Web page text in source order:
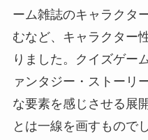
ーム雑誌のキャラクタ
むなど、キャラクター
りました。クイズゲー
ァンタジー・ストーリ
な要素を感じさせる展
とは一線を画すものでし